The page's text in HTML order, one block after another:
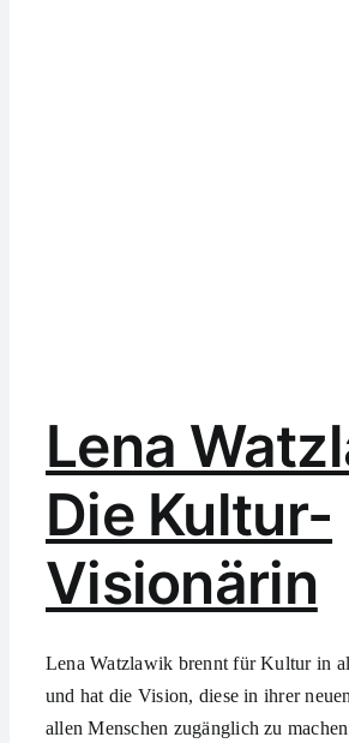
Lena
Die Kultur-
Visionärin
Lena Watzlawik brennt für Kultur in
und hat die Vision, diese in ihrer
allen Menschen zugänglich zu